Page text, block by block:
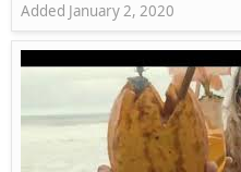
Added January 2, 2020